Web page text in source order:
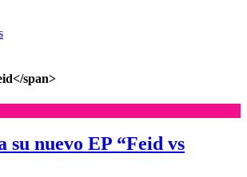
span>
su nuevo EP “Feid vs